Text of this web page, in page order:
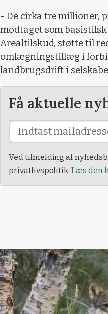
- De cirka tre millioner,
modtaget som
Arealtilskud, støtte til
omlægningstillæg i
landbrugsdrift i
Få aktuelle
Ved tilmelding af
privatlivspolitik. Læs den